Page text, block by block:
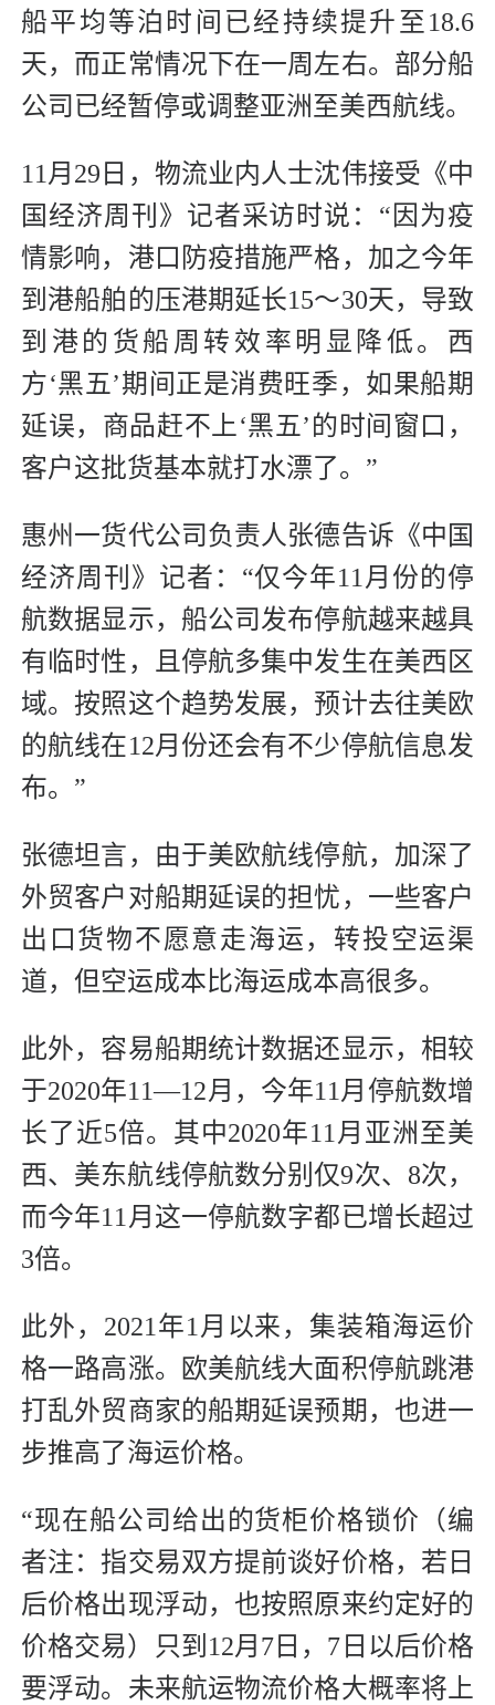
船平均等泊时间已经持续提升至18.6
天，而正常情况下在一周左右。部分船
公司已经暂停或调整亚洲至美西航线。
11月29日，物流业内人士沈伟接受《中
国经济周刊》记者采访时说：“因为疫
情影响，港口防疫措施严格，加之今年
到港船舶的压港期延长15～30天，导致
到港的货船周转效率明显降低。西
方‘黑五’期间正是消费旺季，如果船期
延误，商品赶不上‘黑五’的时间窗口，
客户这批货基本就打水漂了。”
惠州一货代公司负责人张德告诉《中国
经济周刊》记者：“仅今年11月份的停
航数据显示，船公司发布停航越来越具
有临时性，且停航多集中发生在美西区
域。按照这个趋势发展，预计去往美欧
的航线在12月份还会有不少停航信息发
布。”
张德坦言，由于美欧航线停航，加深了
外贸客户对船期延误的担忧，一些客户
出口货物不愿意走海运，转投空运渠
道，但空运成本比海运成本高很多。
此外，容易船期统计数据还显示，相较
于2020年11—12月，今年11月停航数增
长了近5倍。其中2020年11月亚洲至美
西、美东航线停航数分别仅9次、8次，
而今年11月这一停航数字都已增长超过
3倍。
此外，2021年1月以来，集装箱海运价
格一路高涨。欧美航线大面积停航跳港
打乱外贸商家的船期延误预期，也进一
步推高了海运价格。
“现在船公司给出的货柜价格锁价（编
者注：指交易双方提前谈好价格，若日
后价格出现浮动，也按照原来约定好的
价格交易）只到12月7日，7日以后价格
要浮动。未来航运物流价格大概率将上